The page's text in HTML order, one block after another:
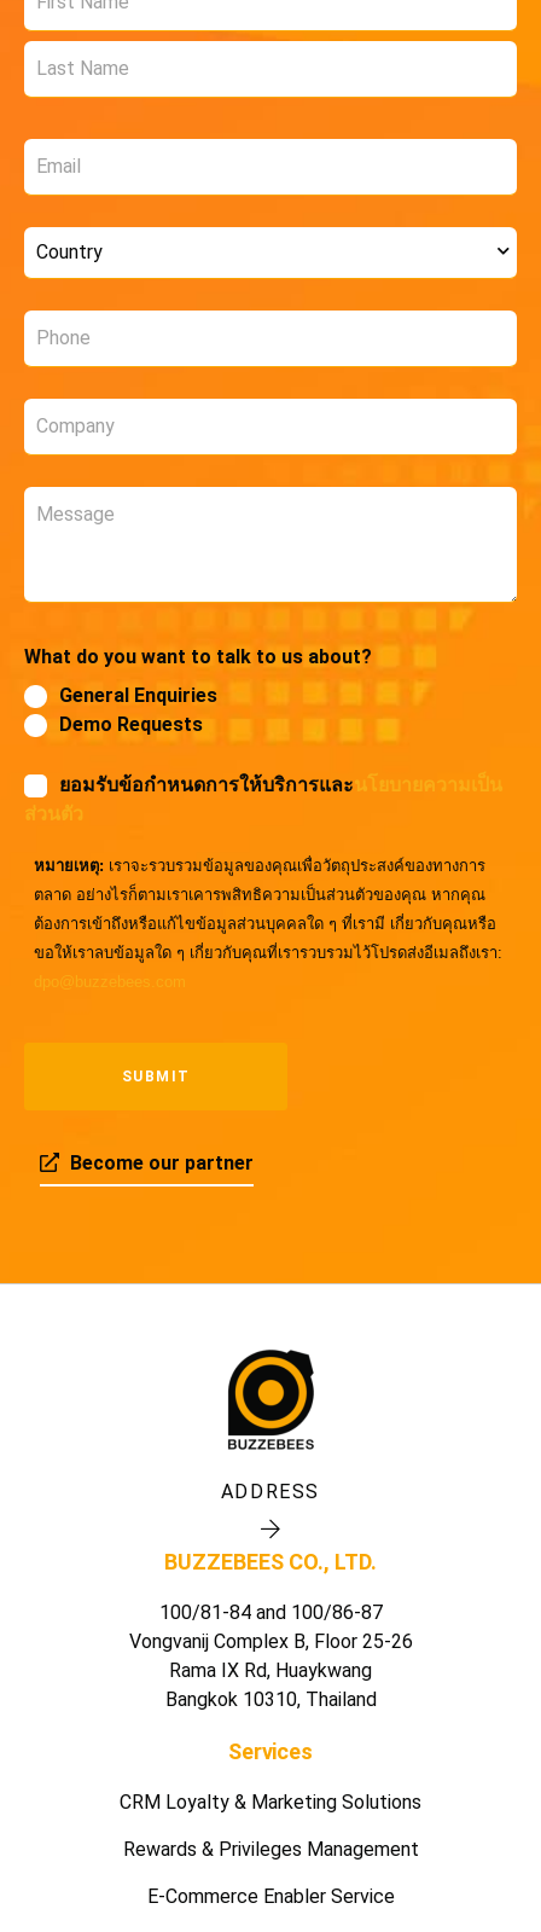
Email
Country
Phone
Company
Message
What do you want to talk to us about?
General Enquiries
Demo Requests
ยอมรับข้อกำหนดการให้บริการและนโยบายความเป็น
ส่วนตัว
หมายเหตุ: เราจะรวบรวมข้อมูลของคุณเพื่อวัตถุประสงค์ของทางการ
ตลาด อย่างไรก็ตามเราเคารพสิทธิความเป็นส่วนตัวของคุณ หากคุณ
ต้องการเข้าถึงหรือแก้ไขข้อมูลส่วนบุคคลใด ๆ ที่เรามี เกี่ยวกับคุณหรือ
ขอให้เราลบข้อมูลใด ๆ เกี่ยวกับคุณที่เรารวบรวมไว้โปรดส่งอีเมลถึงเรา:
dpo@buzzebees.com
Become our partner
ADDRESS
BUZZEBEES CO., LTD.
100/81-84 and 100/86-87
Vongvanij Complex B, Floor 25-26
Rama IX Rd, Huaykwang
Bangkok 10310, Thailand
Services
CRM Loyalty & Marketing Solutions
Rewards & Privileges Management
E-Commerce Enabler Service